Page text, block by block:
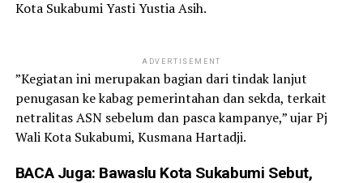
Kota Sukabumi Yasti Yustia Asih.
ADVERTISEMENT
”Kegiatan ini merupakan bagian dari tindak lanjut
penugasan ke kabag pemerintahan dan sekda, terkait
netralitas ASN sebelum dan pasca kampanye,” ujar Pj
Wali Kota Sukabumi, Kusmana Hartadji.
BACA Juga: Bawaslu Kota Sukabumi Sebut,